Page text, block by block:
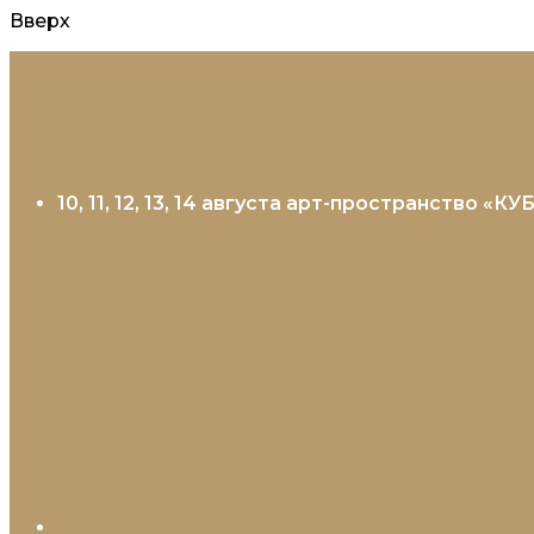
Вверх
10, 11, 12, 13, 14 августа арт-пространство